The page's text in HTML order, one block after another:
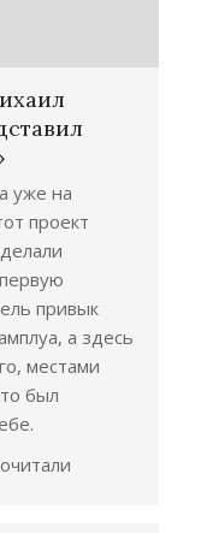
уже на
проект
привык
а здесь
местами
был